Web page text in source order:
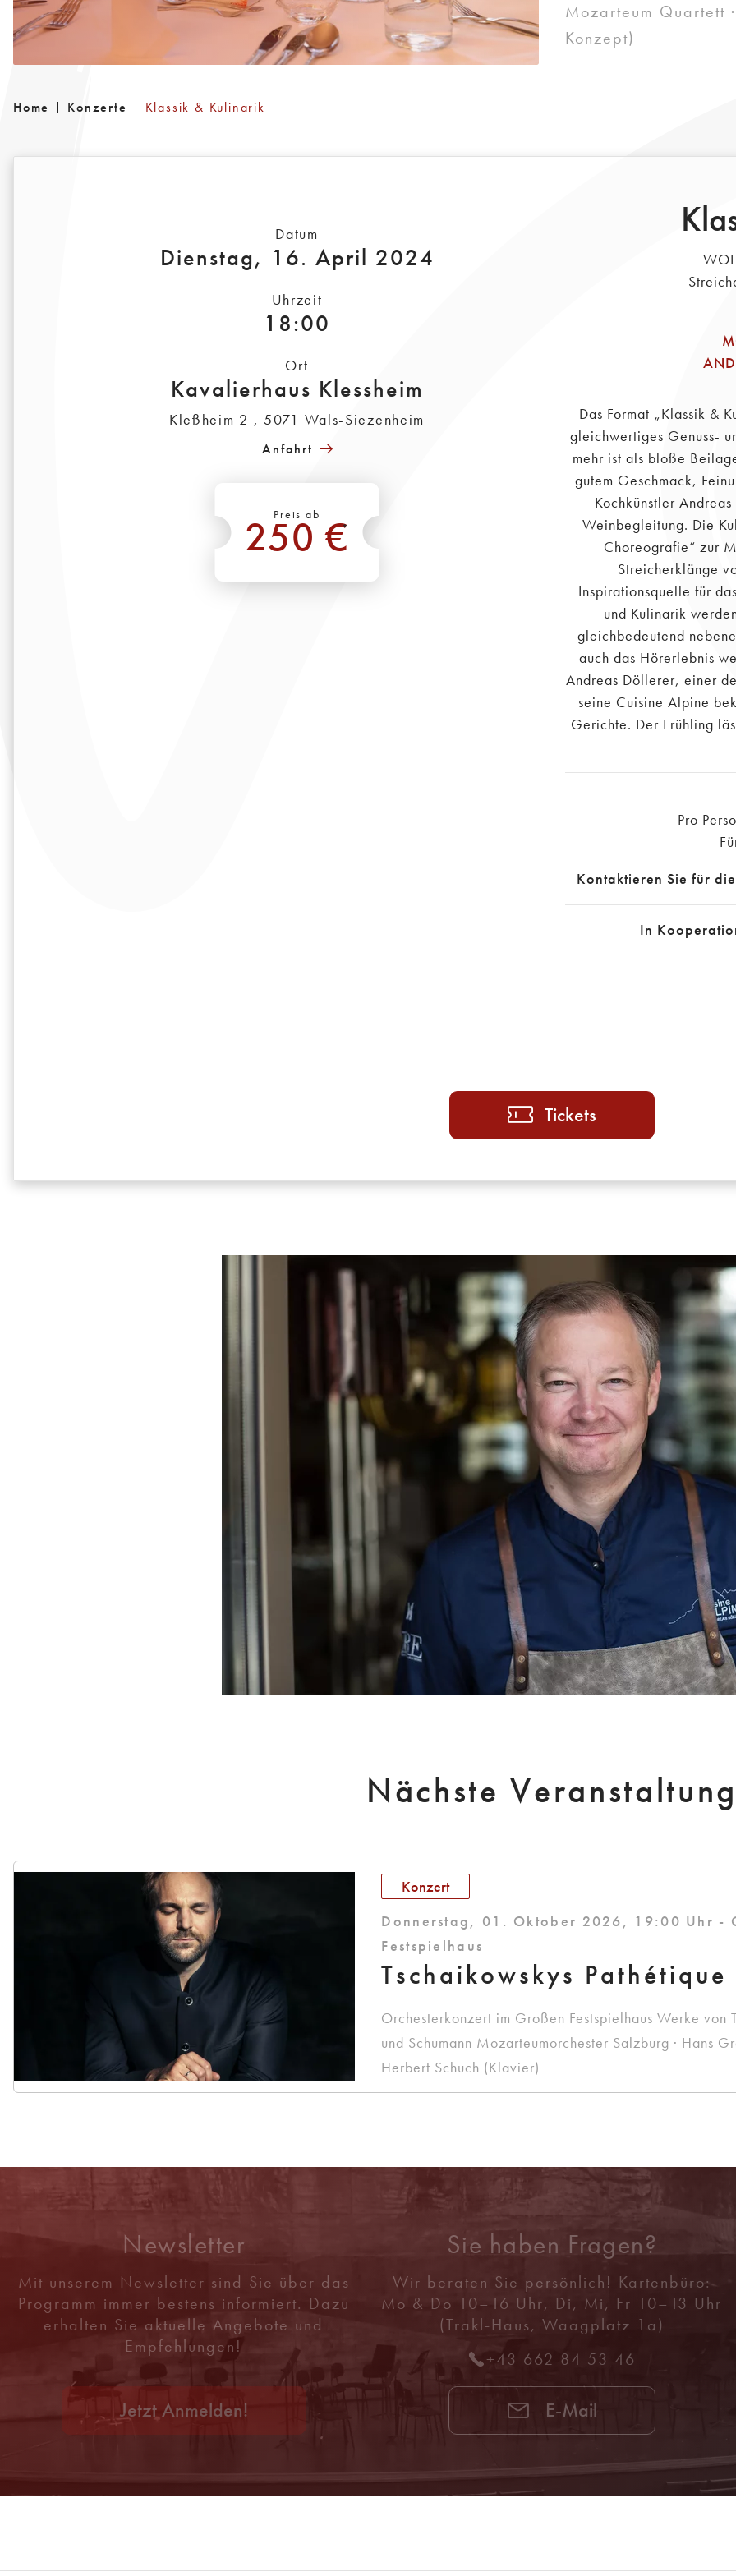
Mozarteum Quartett
Konzept)
Home Konzerte Klassik & Kulinarik
Datum
Dienstag, 16. April 2024
Uhrzeit
18:00
Ort
Kavalierhaus Klessheim
Kleßheim 2 , 5071 Wals-Siezenheim
Anfahrt
Preis ab
250 €
*
Das Format „Klassik &
gleichwertiges Genuss-
mehr ist als bloße
gutem Geschmack,
Kochkünstler
Weinbegleitung. Die
Choreografie“ zur
Streicherklänge
Inspirationsquelle für
und Kulinarik
gleichbedeutend
auch das Hörerlebnis
Andreas Döllerer, einer
seine Cuisine Alpine
Gerichte. Der Frühling
Pro
Kontaktieren Sie für
In
Tickets
Nächste
Konzert
Donnerstag, 01. Oktober 2026, 19:00 Uhr -
Festspielhaus
Tschaikowskys Pathétique
Orchesterkonzert im Großen Festspielhaus Werke von
und Schumann Mozarteumorchester Salzburg · Hans
Herbert Schuch (Klavier)
Newsletter
Mit unserem Newsletter sind Sie über das
Programm immer bestens informiert. Dazu
erhalten Sie aktuelle Angebote und
Empfehlungen!
Jetzt Anmelden!
Sie haben Fragen?
Wir beraten Sie persönlich! Kartenbüro:
Mo & Do 10–16 Uhr, Di, Mi, Fr 10–13 Uhr
(Trakl-Haus, Waagplatz 1a)
+43 662 84 53 46
E-Mail